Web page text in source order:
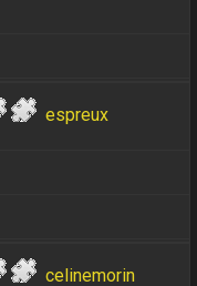
espreux
celinemorin